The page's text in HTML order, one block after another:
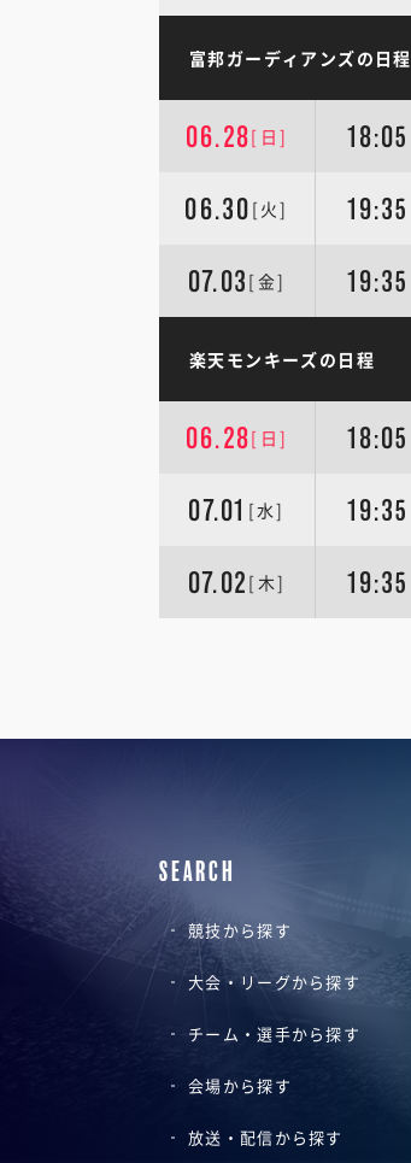
富邦ガーディアンズの日程
06.28[日] 18:05
06.30 [火] 19:35
07.03 [金] 19:35
楽天モンキーズの日程
06.28[日] 18:05
07.01 [水] 19:35
07.02 [木] 19:35
SEARCH
競技から探す
大会・リーグから探す
チーム・選手から探す
会場から探す
放送・配信から探す